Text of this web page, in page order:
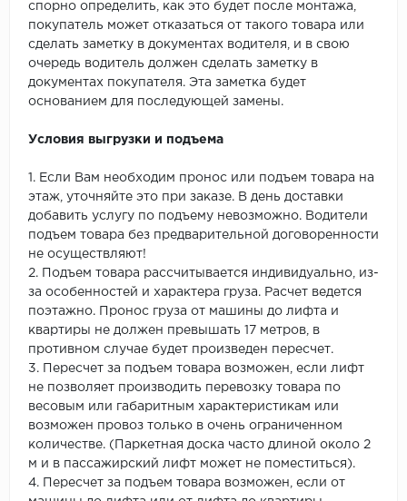
спорно определить, как это будет после монтажа,
покупатель может отказаться от такого товара или
сделать заметку в документах водителя, и в свою
очередь водитель должен сделать заметку в
документах покупателя. Эта заметка будет
основанием для последующей замены.
Условия выгрузки и подъема
1. Если Вам необходим пронос или подъем товара на
этаж, уточняйте это при заказе. В день доставки
добавить услугу по подъему невозможно. Водители
подъем товара без предварительной договоренности
не осуществляют!
2. Подъем товара рассчитывается индивидуально, из-
за особенностей и характера груза. Расчет ведется
поэтажно. Пронос груза от машины до лифта и
квартиры не должен превышать 17 метров, в
противном случае будет произведен пересчет.
3. Пересчет за подъем товара возможен, если лифт
не позволяет производить перевозку товара по
весовым или габаритным характеристикам или
возможен провоз только в очень ограниченном
количестве. (Паркетная доска часто длиной около 2
м и в пассажирский лифт может не поместиться).
4. Пересчет за подъем товара возможен, если от